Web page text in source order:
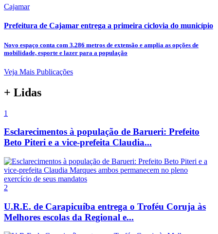
Cajamar
Prefeitura de Cajamar entrega a primeira ciclovia do município
Novo espaço conta com 3.286 metros de extensão e amplia as opções de
mobilidade, esporte e lazer para a população
Veja Mais Publicações
+ Lidas
1
Esclarecimentos à população de Barueri: Prefeito
Beto Piteri e a vice-prefeita Claudia...
2
U.R.E. de Carapicuíba entrega o Troféu Coruja às
Melhores escolas da Regional e...